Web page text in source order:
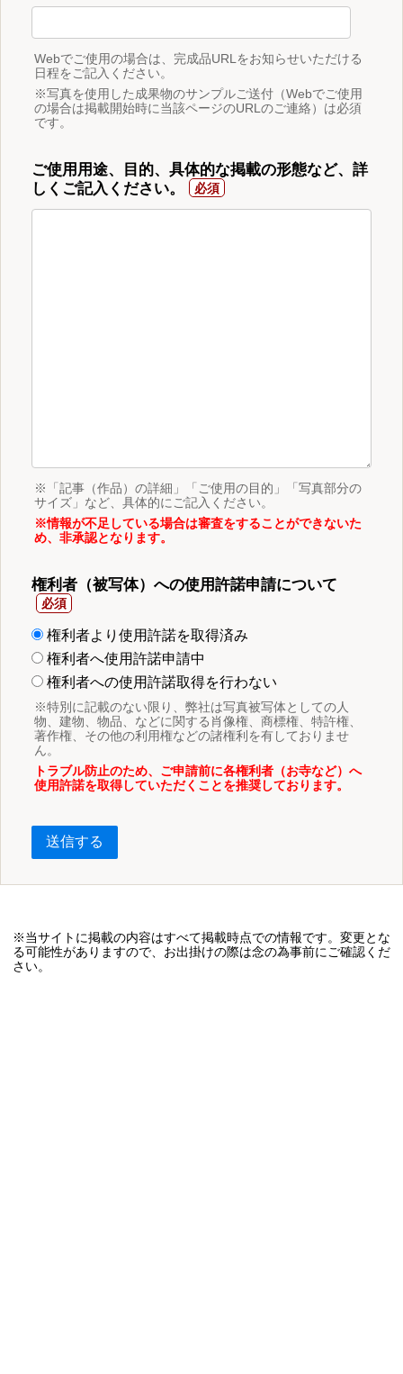
Webでご使用の場合は、完成品URLをお知らせいただける
日程をご記入ください。
※写真を使用した成果物のサンプルご送付（Webでご使用
の場合は掲載開始時に当該ページのURLのご連絡）は必須
です。
ご使用用途、目的、具体的な掲載の形態など、詳
しくご記入ください。
※「記事（作品）の詳細」「ご使用の目的」「写真部分の
サイズ」など、具体的にご記入ください。
※情報が不足している場合は審査をすることができないた
め、非承認となります。
権利者（被写体）への使用許諾申請について
権利者より使用許諾を取得済み
権利者へ使用許諾申請中
権利者への使用許諾取得を行わない
※特別に記載のない限り、弊社は写真被写体としての人
物、建物、物品、などに関する肖像権、商標権、特許権、
著作権、その他の利用権などの諸権利を有しておりませ
ん。
トラブル防止のため、ご申請前に各権利者（お寺など）へ
使用許諾を取得していただくことを推奨しております。
送信する
※当サイトに掲載の内容はすべて掲載時点での情報です。変更とな
る可能性がありますので、お出掛けの際は念の為事前にご確認くだ
さい。